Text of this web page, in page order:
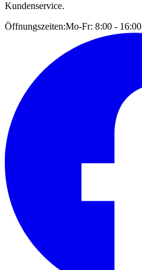
Kundenservice.
Öffnungszeiten:Mo-Fr: 8:00 - 16:00